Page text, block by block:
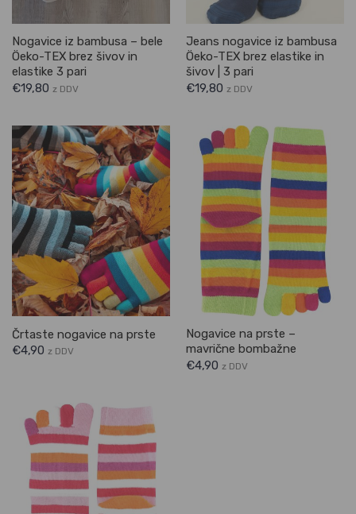
Nogavice iz bambusa – bele
Öeko-TEX brez šivov in
elastike 3 pari
€19,80 z DDV
Jeans nogavice iz bambusa
Öeko-TEX brez elastike in
šivov | 3 pari
€19,80 z DDV
Črtaste nogavice na prste
€4,90 z DDV
Nogavice na prste –
mavrične bombažne
€4,90 z DDV